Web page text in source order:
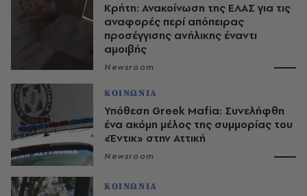
Κρήτη: Ανακοίνωση της ΕΛΑΣ για τις
αναφορές περί απόπειρας
προσέγγισης ανήλικης έναντι
αμοιβής
Newsroom
ΚΟΙΝΩΝΙΑ
Υπόθεση Greek Mafia: Συνελήφθη
ένα ακόμη μέλος της συμμορίας του
«Έντικ» στην Αττική
Newsroom
ΚΟΙΝΩΝΙΑ